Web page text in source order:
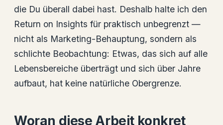
die Du überall dabei hast. Deshalb halte ich den
Return on Insights für praktisch unbegrenzt —
nicht als Marketing-Behauptung, sondern als
schlichte Beobachtung: Etwas, das sich auf alle
Lebensbereiche überträgt und sich über Jahre
aufbaut, hat keine natürliche Obergrenze.
Woran diese Arbeit konkret